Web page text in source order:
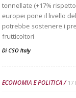
tonnellate (+17%
europei pone il livello
potrebbe sostenere i
frutticoltori
Di CSO Italy
ECONOMIA E POLITICA 17